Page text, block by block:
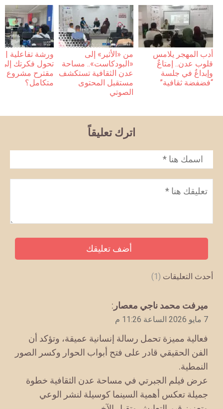
أدب المهجر يلامس
قلوب عدن.. إمتاعٌ
وإبداعٌ في جلسة
“فضفضة ثقافية”
من «الأثير» إلى
«البودكاست».. مساحة
عدن الثقافية تستكشف
مستقبل المحتوى
الصوتي
ورشة تفاعلية |
تحول فكرتك إلى
مقترح مشروع
متكامل؟
اترك تعليقاً
الاسم *
تعليق
أحدث التعليقات (1)
يقول
ميرفت محمد ناجي معصار :
7 مايو 2026 الساعة 11:26 م
فعالية مميزة تحمل رسالة إنسانية عميقة، وتؤكد أن
الفن الحقيقي قادر على فتح أبواب الحوار وكسر الصور
النمطية.
عرض فيلم الجبرتي في مساحة عدن الثقافية خطوة
جميلة تعكس أهمية السينما كوسيلة لنشر الوعي